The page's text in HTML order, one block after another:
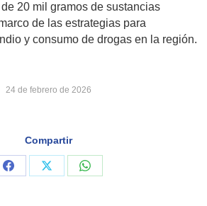
20 mil gramos de sustancias
de las estrategias para
y consumo de drogas en la región.
24 de febrero de 2026
Compartir
Share
Share
Share